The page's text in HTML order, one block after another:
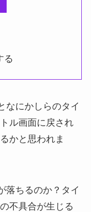
る
なにかしらのタイ
ル画面に戻され
かと思われま
落ちるのか？タイ
不具合が生じる